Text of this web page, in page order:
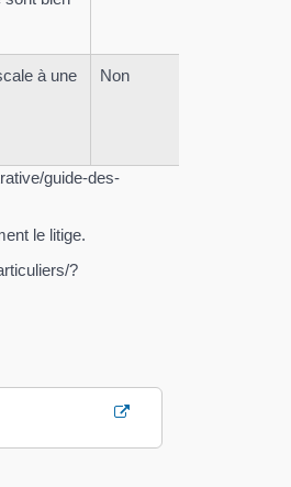
à une
Non
guide-des-
le litige.
?